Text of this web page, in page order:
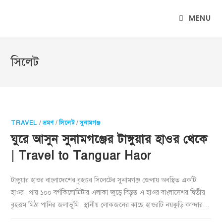
MENU
সিলেট
TRAVEL /ভ্রমণ/সিলেট/সুনামগঞ্জ
ঘুরে আসুন সুনামগঞ্জের টাঙ্গুয়ার হাওর থেকে
| Travel to Tanguar Haor
টাঙ্গুয়ার হাওর বাংলাদেশের বৃহত্তর সিলেটের সুনামগঞ্জ জেলায় অবস্থিত একটি
হাওর। প্রায় ১০০ বর্গকিলোমিটার এলাকা জুড়ে বিস্তৃত এ হাওর বাংলাদেশর দ্বিতীয়
বৃহত্তম মিঠা পানির জলাভূমি ।স্থানীয় লোকজনের কাছে হাওরটি নয়কুড়ি কান্দার…